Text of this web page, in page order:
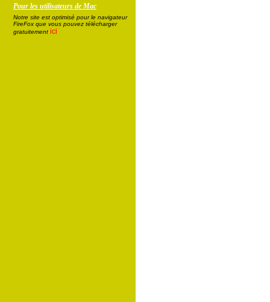
Pour les utilisateurs de Mac
Notre site est optimisé pour le navigateur
FireFox que vous pouvez télécharger
gratuitement ici